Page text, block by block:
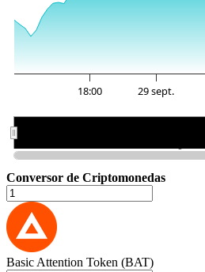
18:00 29 sept.
Conversor de Criptomonedas
Basic Attention Token (BAT)